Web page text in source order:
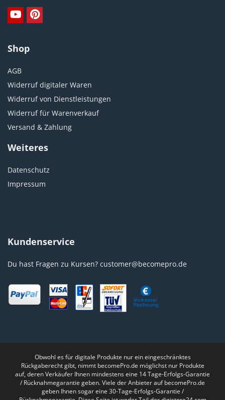
Shop
AGB
Widerruf digitaler Waren
Widerruf von Dienstleistungen
Widerruf für Warenverkauf
Versand & Zahlung
Weiteres
Datenschutz
Impressum
Kundenservice
Du hast Fragen zu Kursen? customer@becomepro.de
Obwohl es für digitale Produkte nur ein eingeschränktes
Rückgaberecht gibt, nimmt becomePro.de möglichst nur Produkte
auf, deren Verkäufer Ihnen mindestens eine 14 Tage-Erfolgs-Garantie
/ Rücknahmegarantie geben. Viele der Anbieter auf becomePro.de
geben Ihnen sogar eine 30-Tage-Erfolgs-Garantie /